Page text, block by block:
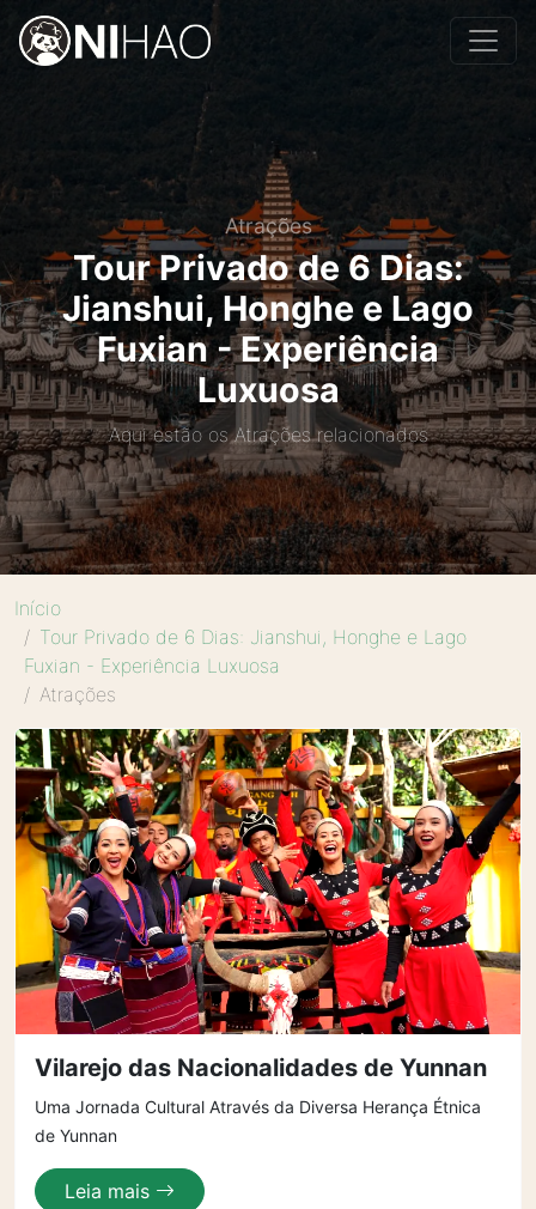
Atrações
Tour Privado de 6 Dias:
Jianshui, Honghe e Lago
Fuxian - Experiência
Luxuosa
Aqui estão os Atrações relacionados
Início
Tour Privado de 6 Dias: Jianshui, Honghe e Lago
Fuxian - Experiência Luxuosa
Atrações
Vilarejo das Nacionalidades de Yunnan
Uma Jornada Cultural Através da Diversa Herança Étnica
de Yunnan
Leia mais